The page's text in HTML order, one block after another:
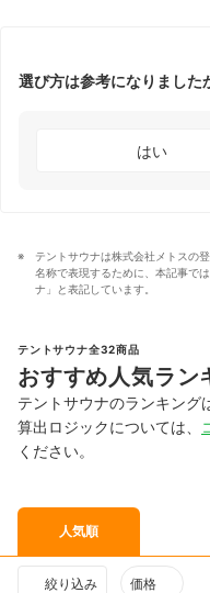
選び方は参考になりました
はい
テントサウナは株式会社メトスの
名称で表現するために、本記事で
ナ」と表記しています。
テントサウナ全32商品
おすすめ人気ラン
テントサウナのランキング
算出ロジックについては、
ください。
人気順
絞り込み 価格